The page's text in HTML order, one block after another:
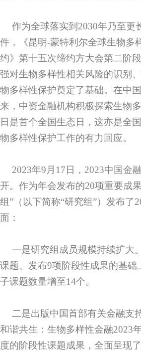
作为全球落实到2030年乃至更
件，《昆明-蒙特利尔全球生物多
约》第十五次缔约方大会第二阶
强对生物多样性相关风险的识别
物多样性保护奠定了基础。在中
来，中资金融机构积极探索生物
日是首个全国生态日，这亦是全
物多样性保护工作的有力回应。
2023年9月17日，2023中国金
开。作为年会发布的20项重要成
组”（以下简称“研究组”）发布
面：
一是研究组成员规模持续扩大
课题、发布9项阶段性成果的基
子课题数量增至14个。
二是出版中国首部有关金融
和谐共生：生物多样性金融2023
度的阶段性课题成果，全面呈现